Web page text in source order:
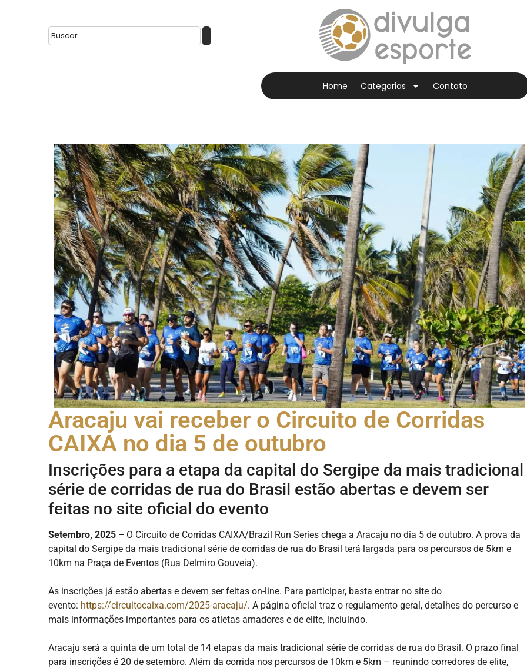
Home Categorias Contato
Aracaju vai receber o Circuito de Corridas
CAIXA no dia 5 de outubro
Inscrições para a etapa da capital do Sergipe da mais tradicional
série de corridas de rua do Brasil estão abertas e devem ser
feitas no site oficial do evento
Setembro, 2025 – O Circuito de Corridas CAIXA/Brazil Run Series chega a Aracaju no dia 5 de outubro. A prova da
capital do Sergipe da mais tradicional série de corridas de rua do Brasil terá largada para os percursos de 5km e
10km na Praça de Eventos (Rua Delmiro Gouveia).
As inscrições já estão abertas e devem ser feitas on-line. Para participar, basta entrar no site do
evento: https://circuitocaixa.com/2025-aracaju/. A página oficial traz o regulamento geral, detalhes do percurso e
mais informações importantes para os atletas amadores e de elite, incluindo.
Aracaju será a quinta de um total de 14 etapas da mais tradicional série de corridas de rua do Brasil. O prazo final
para inscrições é 20 de setembro. Além da corrida nos percursos de 10km e 5km – reunindo corredores de elite,